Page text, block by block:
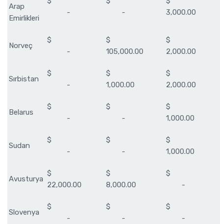
Arap
Emirlikleri
-
-
3,000.00
Norveç
$
-
$
105,000.00
$
2,000.00
Sırbistan
$
-
$
1,000.00
$
2,000.00
Belarus
$
-
$
-
$
1,000.00
Sudan
$
-
$
-
$
1,000.00
Avusturya
$
22,000.00
$
8,000.00
$
-
Slovenya
$
-
$
-
$
-